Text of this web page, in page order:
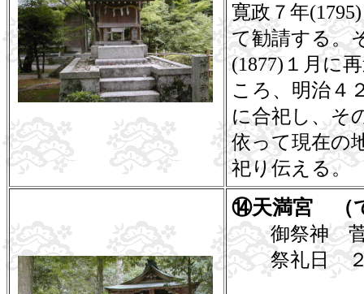
寛政７年
て勧請する。
(1877)１月に
ころ、明治４
に合祀し、そ
依って現在の
祀り伝える。
⑭天満宮 （
御祭神 菅
祭礼日 ２